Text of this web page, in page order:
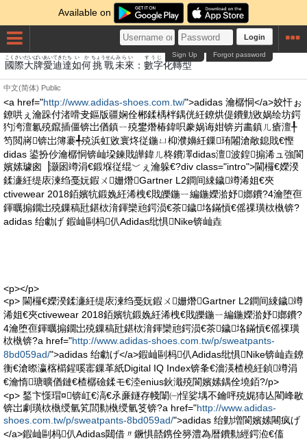
Available on
Login
Forgot password
Sign Up
國際
こくさい
大
だい
牌
ぱい
愛
あい
迪
てき
達
たち
如何
いか
挑戰
ちょうせん
未來
みらい
： 數字
すうじ
化轉
てん
型
かた
中文(简体) Public
<a href="http://www.adidas-shoes.com.tw/">adidas 瀹樼恫</a>姣忓ぉ
鐐哄ぇ瀹跺付渚嗗叏鏂版疆娴佺郴鍒楀柈鍝侊紝鐐烘偍鐨勭敓娲绘坊鍔
犳洿澶氱殑鑹插僵锛岀偤鎮ㄧ殑鐢熸椿鍏呮豢娲诲姏锛岃畵鎮ㄦ瘡澶╀
笉閲嶈锛岀簿褰╃殑浜虹敓寰炵従鍦ㄩ枊濮嬶紝鏁珛闂滄敞鎴戝€慳
didas 鍙扮仯瀹樼恫锛屾垜鍊戝皣鍏ㄦ柊鐨凙didas澶波鍠搧浠ュ強閬
嬪嫊璩囪▕灏囦竴涓€鍛堢従绲﹀ぇ瀹躲€?div class="intro">閫欏€嬫湀
鍒濓紝缇庡湅绉戞妧鍜ㄨ姗熸Gartner L2鐧间綀鐬竴浠姐€夾
ctivewear 2018銆嬪牨鍛婏紝浠栧€戝皪鍦ㄧ編鍦嬫湁妤嫏鐨?4瀹堕亱
鍕曞搧鐗岀殑鏁稿瓧鍖栨湇鍕欒兘鍔涢€茶鐬垎鏋愩€傜祼璜栨槸锛?
adidas 绐勮げ 鍜屾剾杩仈Adidas纰惧Nike锛屾垚
<p></p>
<p> 閫欏€嬫湀鍒濓紝缇庡湅绉戞妧鍜ㄨ姗熸Gartner L2鐧间綀鐬竴
浠姐€夾ctivewear 2018銆嬪牨鍛婏紝浠栧€戝皪鍦ㄧ編鍦嬫湁妤嫏鐨?
4瀹堕亱鍕曞搧鐗岀殑鏁稿瓧鍖栨湇鍕欒兘鍔涢€茶鐬垎鏋愩€傜祼璜
栨槸锛?a href="http://www.adidas-shoes.com.tw/p/sweatpants-
8bd059ad/">adidas 绐勮げ</a>鍜屾剾杩仈Adidas纰惧Nike锛屾垚鐐
衡€滄暩瀛楁櫤鍟嗘寚鏁革紙Digital IQ Index锛夆€濇渶楂橈紝鍞竴涓
€瀹惰瑭曠偤鏈€楂樼礆鍒モ€淕enius鈥濈殑閬嬪嫊鍝佺墝銆?/p>
<p> 鍫卞憡瑁¤锛屸€滈€氶亷鐩存帴闈㈠悜娑堣不鑰呯殑娓犻亾閵峰敭
锛岀劇璜栨槸绶氫笂閭勬槸绶氫笅锛?a href="http://www.adidas-
shoes.com.tw/p/sweatpants-8bd059ad/">adidas 绐勭増閬嬪嫊闀疯げ
</a>鍜屾剾杩仈Adidas閮借〃鐝惧嚭鎸佺簩澧為暦鐨勬經鍔涖€傗